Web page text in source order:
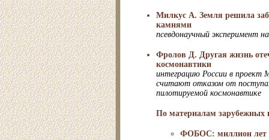
Милкус А. Земля решила
камнями
псевдонаучный эксперимент
Фролов Д. Другая жизнь
космонавтики
интеграцию России в проект
считают отказом от
пилотируемой космонавтике
По материалам зарубежных
ФОБОС: миллион лет